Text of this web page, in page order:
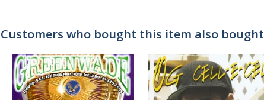
Customers who bought this item also bought